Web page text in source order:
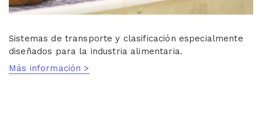
Sistemas de transporte y clasificación especialmente
diseñados para la industria alimentaria.
Más información >